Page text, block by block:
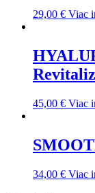
29,00 € Viac
45,00 € Viac
34,00 € Viac